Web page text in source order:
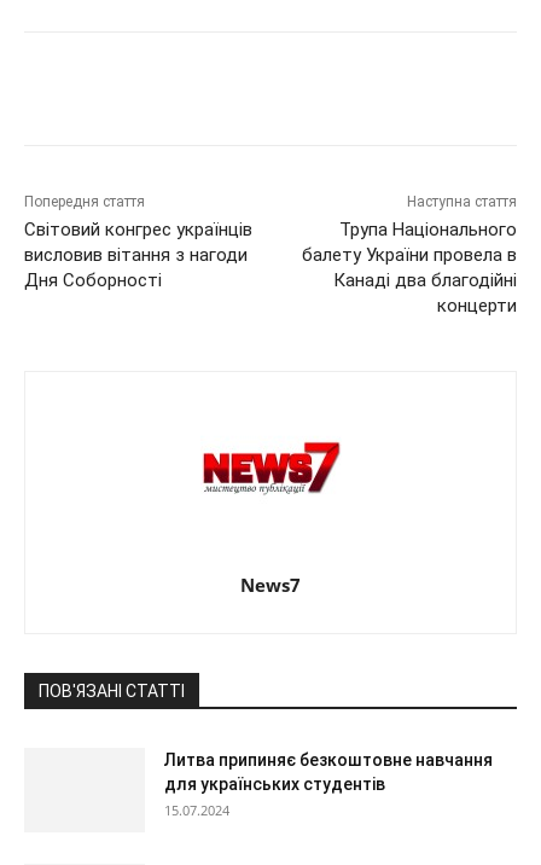
Попередня стаття
Світовий конгрес українців
висловив вітання з нагоди
Дня Соборності
Наступна стаття
Трупа Національного
балету України провела в
Канаді два благодійні
концерти
News7
ПОВ'ЯЗАНІ СТАТТІ
Литва припиняє безкоштовне навчання
для українських студентів
15.07.2024